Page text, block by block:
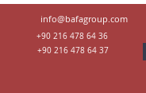
info@bafagroup.com
+90 216 478 64 36 ​
+90 216 478 64 37 ​